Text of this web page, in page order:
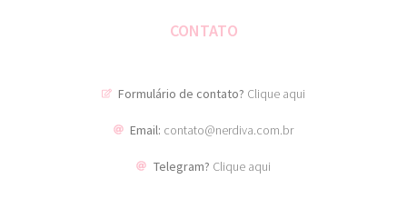
CONTATO
Formulário de contato? Clique aqui
Email: contato@nerdiva.com.br
Telegram? Clique aqui